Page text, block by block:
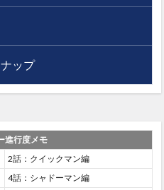
ップ
進行度メモ
2話：クイックマン編
4話：シャドーマン編